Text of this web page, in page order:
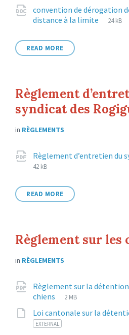
Attachments
convention de dérogation
distance à la limite
File
docx
File
24 kB
READ MORE
Règlement
syndicat des
in RÈGLEMENTS
Attachments
Règlement d’entretien du
42 kB
READ MORE
Règlement sur les
in RÈGLEMENTS
Attachments
Règlement sur la
chiens
File
pdf
File
2 MB
Loi cantonale sur la
EXTERNAL